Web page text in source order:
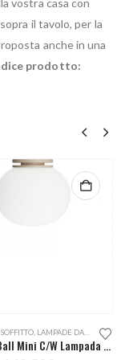
vostra casa con
il tavolo, per la
anche in una
prodotto:
LAMPADE DA PARETE
Flos Glo Ball Mini C/W Lampada Parete o Soffitto